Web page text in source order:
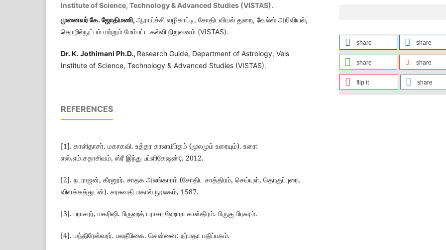
Institute of Science, Technology & Advanced Studies (VISTAS).
முனைவர் கே. ஜோதிமணி, ஆராய்ச்சி வழிகாட்டி, சோதிடவியல் துறை, வேல்ஸ் அறிவியல்,
தொழில்நுட்பம் மற்றும் மேம்பட்ட கல்வி நிறுவனம் (VISTAS).
Dr. K. Jothimani Ph.D., Research Guide, Department of Astrology, Vels
Institute of Science, Technology & Advanced Studies (VISTAS).
REFERENCES
[1]. காளிதாசர், மகாகவி. உத்தர காலாமிர்தம் (மூலமும் உரையும்). உரை:
எஸ்.எம்.சதாசிவம், ஸ்ரீ இந்து பப்ளிகேஷன்ς, 2012.
[2]. நடராஜன், கீரனூர். சாதக அலங்காரம் (சோதிட சாத்திரம், செய்யுள், தொகுப்புரை,
விளக்கத்துடன்). சரசுவதி மகால் நூலகம், 1587.
[3]. பராசரர், மகரிஷி. பிருஹத் பராசர ஹோரா சாஸ்திரம். பிருகு பிரசுரம்.
[4]. மந்திரேஸ்வரர். பலதீபிகை. சென்னை: நர்மதா பதிப்பகம்.
share share
share share
flip it share